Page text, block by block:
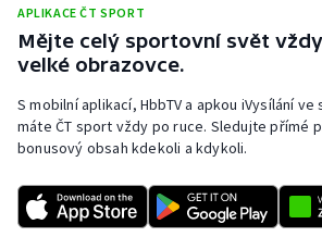
Ostatní
APLIKACE ČT SPORT
Mějte celý sportovní svět
velké obrazovce.
S mobilní aplikací, HbbTV a apkou iVysílání
máte ČT sport vždy po ruce. Sledujte přímé
bonusový obsah kdekoli a kdykoli.